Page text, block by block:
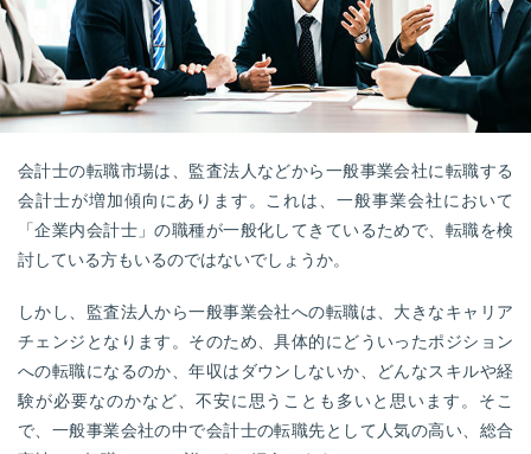
個別転職相談会・セミナー
転職お役立ち情報
ご利用ガイド
サービス紹介
転職お役立ち情報
業界情報
求人情報
会計士の転職市場は、監査法人などから一般事業会社に転職する
会計士が増加傾向にあります。これは、一般事業会社において
「企業内会計士」の職種が一般化してきているためで、転職を検
討している方もいるのではないでしょうか。
しかし、監査法人から一般事業会社への転職は、大きなキャリア
チェンジとなります。そのため、具体的にどういったポジション
への転職になるのか、年収はダウンしないか、どんなスキルや経
験が必要なのかなど、不安に思うことも多いと思います。そこ
で、一般事業会社の中で会計士の転職先として人気の高い、総合